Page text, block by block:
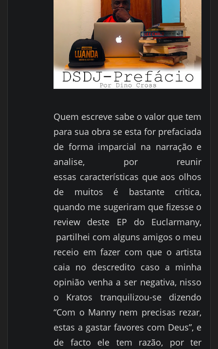
Quem escreve sabe o valor que tem
para sua obra se esta for prefaciada
de forma imparcial na narração e
analise, por reunir
essas características que aos olhos
de muitos é bastante critica,
quando me sugeriram que fizesse o
review deste EP do Euclarmany,
partilhei com alguns amigos o meu
receio em fazer com que o artista
caia no descredito caso a minha
opinião venha a ser negativa, nisso
o Kratos tranquilizou-se dizendo
“Com o Manny nem precisas rezar,
estas a gastar favores com Deus”, e
de facto ele tem razão, por ter